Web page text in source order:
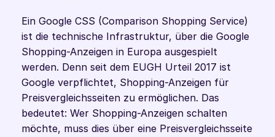
Ein Google CSS (Comparison Shopping Service)
ist die technische Infrastruktur, über die Google
Shopping-Anzeigen in Europa ausgespielt
werden. Denn seit dem EUGH Urteil 2017 ist
Google verpflichtet, Shopping-Anzeigen für
Preisvergleichsseiten zu ermöglichen. Das
bedeutet: Wer Shopping-Anzeigen schalten
möchte, muss dies über eine Preisvergleichsseite